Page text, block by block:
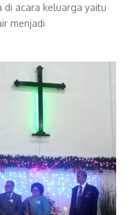
di acara keluarga yaitu
menjadi